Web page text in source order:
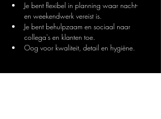
Je bent flexibel in planning waar nacht-
en weekendwerk vereist is.
Je bent behulpzaam en sociaal naar
collega's en klanten toe.
Oog voor kwaliteit, detail en hygiëne.